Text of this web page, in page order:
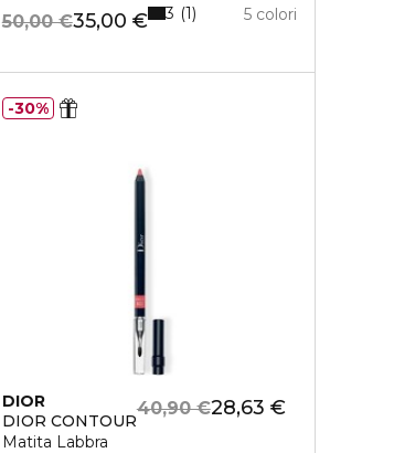
35,00 €
50,00 € 5 colori
3 1
DIOR
DIOR CONTOUR
Matita Labbra
28,63 €
40,90 €
30%